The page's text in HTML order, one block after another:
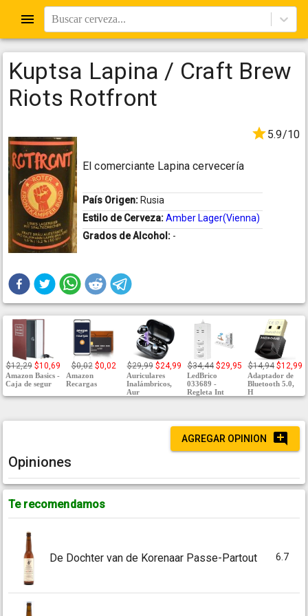
Buscar cerveza...
Kuptsa Lapina / Craft Brew
Riots Rotfront
5.9/10
El comerciante Lapina cervecería
País Origen: Rusia
Estilo de Cerveza:Amber Lager(Vienna)
Grados de Alcohol: -
$12,29 $10,69
Amazon Basics -
Caja de segur
$0,02 $0,02
Amazon
Recargas
$29,99 $24,99
Auriculares
Inalámbricos,
Aur
$34,44 $29,95
LedBrico
033689 -
Regleta Int
$14,94 $12,99
Adaptador de
Bluetooth 5.0,
H
AGREGAR OPINION
Opiniones
Te recomendamos
De Dochter van de Korenaar Passe-Partout 6.7